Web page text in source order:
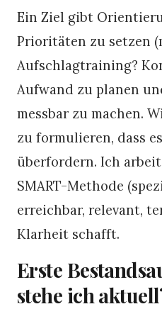
Ein Ziel gibt
Prioritäten zu setzen
Aufschlagtraining?
Aufwand zu planen
messbar zu machen.
zu formulieren, dass
überfordern. Ich
SMART-Methode
erreichbar, relevant,
Klarheit schafft.
Erste
stehe ich